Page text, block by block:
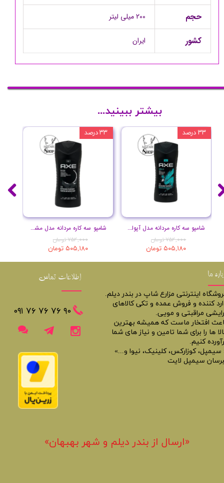
حجم 200 میلی لیتر
کشور ایران
شامپو سه کاره مردانه مدل مشکی حجم 400 میل
۷۵۴,۰۰۰ تومان
۵۰۵,۱۸۰ تومان
۳۳ درصد
شامپو سه کاره مردانه مدل آپولو حجم 400 میل
۷۵۴,۰۰۰ تومان
۵۰۵,۱۸۰ تومان
۳۳ درصد
بیشتر ببینید...
ما
اینترنتی مزارع شاپ در بندر دیلم.
کننده و فروش عمده و تکی کالاهای
مراقبتی و مویی.
افتخار ماست که همیشه بهترین
ها را برای شما تامین و نیاز های شما
کنیم.
سیمپل، کوزارکس، کلینیک، نیوا و...»
سیمپل لایت
اطلاعات تماس
​​٩٠ ٧۶ ٧۶ ٧۶ ٠٩١
«​ارسال از بندر دیلم و شهر بهبهان»